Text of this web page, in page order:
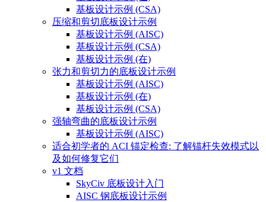
基板设计示例 (CSA)
压缩和剪切底板设计示例
基板设计示例 (AISC)
基板设计示例 (CSA)
基板设计示例 (在)
张力和剪切力的底板设计示例
基板设计示例 (AISC)
基板设计示例 (在)
基板设计示例 (CSA)
强轴弯曲的底板设计示例
基板设计示例 (AISC)
适合初学者的 ACI 锚定检查: 了解锚杆失效模式以
及如何修复它们
v1 文档
SkyCiv 底板设计入门
AISC 钢底板设计示例